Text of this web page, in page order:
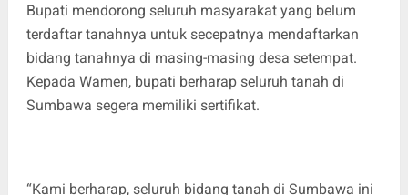
Bupati mendorong seluruh masyarakat yang belum
terdaftar tanahnya untuk secepatnya mendaftarkan
bidang tanahnya di masing-masing desa setempat.
Kepada Wamen, bupati berharap seluruh tanah di
Sumbawa segera memiliki sertifikat.
“Kami berharap, seluruh bidang tanah di Sumbawa ini